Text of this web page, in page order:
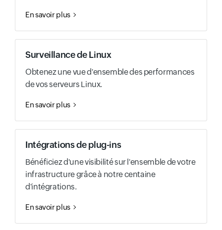
En savoir plus
Surveillance de Linux
Obtenez une vue d'ensemble des performances
de vos serveurs Linux.
En savoir plus
Intégrations de plug-ins
Bénéficiez d'une visibilité sur l'ensemble de votre
infrastructure grâce à notre centaine
d'intégrations.
En savoir plus